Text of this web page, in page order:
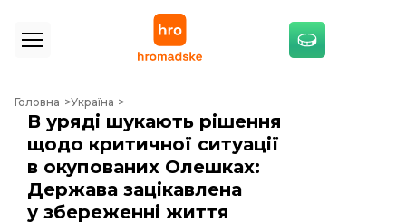
Головна Україна
В уряді шукають рішення щодо критичної ситуації в окупованих
В уряді шукають рішення
щодо критичної ситуації
в окупованих Олешках:
Держава зацікавлена
у збереженні життя